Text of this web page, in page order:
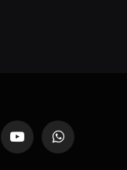
YouTubeWhatsApp